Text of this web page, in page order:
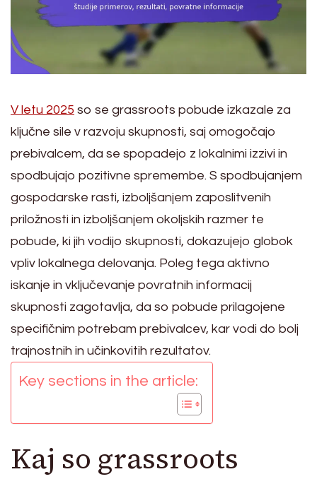
V letu 2025 so se grassroots pobude izkazale za
ključne sile v razvoju skupnosti, saj omogočajo
prebivalcem, da se spopadejo z lokalnimi izzivi in
spodbujajo pozitivne spremembe. S spodbujanjem
gospodarske rasti, izboljšanjem zaposlitvenih
priložnosti in izboljšanjem okoljskih razmer te
pobude, ki jih vodijo skupnosti, dokazujejo globok
vpliv lokalnega delovanja. Poleg tega aktivno
iskanje in vključevanje povratnih informacij
skupnosti zagotavlja, da so pobude prilagojene
specifičnim potrebam prebivalcev, kar vodi do bolj
trajnostnih in učinkovitih rezultatov.
Key sections in the article:
Kaj so grassroots